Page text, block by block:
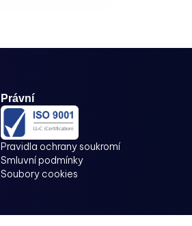
Právní
Pravidla ochrany soukromí
Smluvní podmínky
Soubory cookies